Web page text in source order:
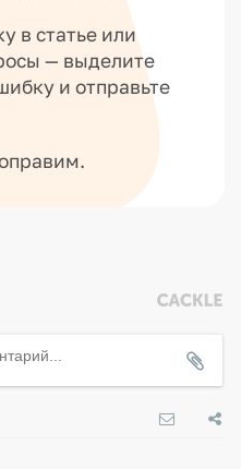
в статье или
— выделите
и отправьте